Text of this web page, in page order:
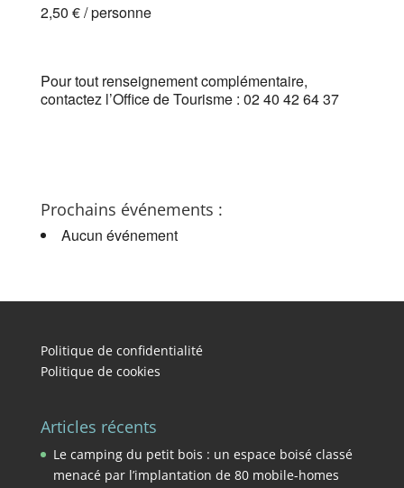
2,50 € / personne
Pour tout renseignement complémentaire,
contactez l’Office de Tourisme : 02 40 42 64 37
Prochains événements :
Aucun événement
Politique de confidentialité
Politique de cookies
Articles récents
Le camping du petit bois : un espace boisé classé
menacé par l’implantation de 80 mobile-homes